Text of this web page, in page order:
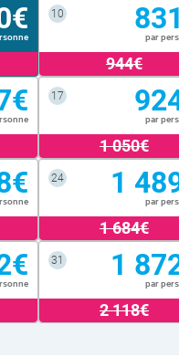
10
par
944€
17
par
1 050€
24 1
par
1 684€
31 1
par
2 118€